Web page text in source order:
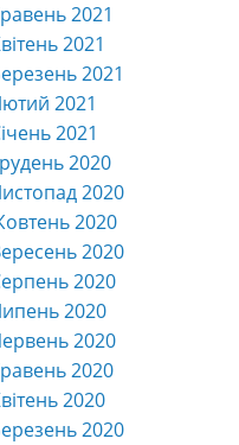
2021
2021
2021
2021
2021
2020
2020
2020
2020
2020
2020
2020
2020
2020
2020